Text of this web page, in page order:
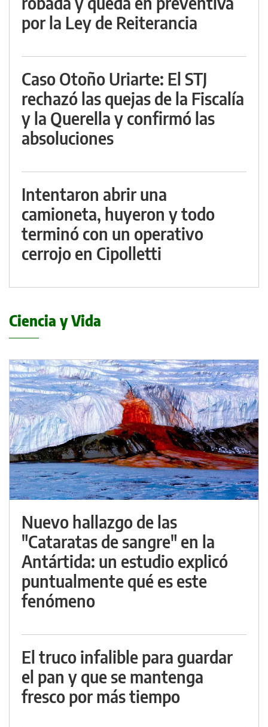
por la Ley de Reiterancia
Caso Otoño Uriarte: El STJ
rechazó las quejas de la Fiscalía
y la Querella y confirmó las
absoluciones
Intentaron abrir una
camioneta, huyeron y todo
terminó con un operativo
cerrojo en Cipolletti
Ciencia y Vida
Nuevo hallazgo de las
"Cataratas de sangre" en la
Antártida: un estudio explicó
puntualmente qué es este
fenómeno
El truco infalible para guardar
el pan y que se mantenga
fresco por más tiempo